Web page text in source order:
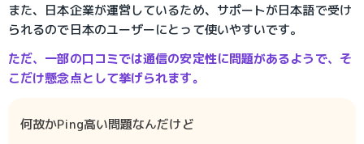
また、日本企業が運営しているため、サポートが日本語で受け
られるので日本のユーザーにとって使いやすいです。
ただ、一部の口コミでは通信の安定性に問題があるようで、そ
こだけ懸念点として挙げられます。
何故かPing高い問題なんだけど